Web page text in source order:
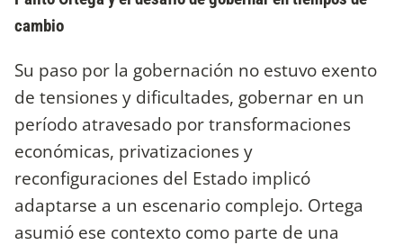
cambio
Su paso por la gobernación no estuvo exento
de tensiones y dificultades, gobernar en un
período atravesado por transformaciones
económicas, privatizaciones y
reconfiguraciones del Estado implicó
adaptarse a un escenario complejo. Ortega
asumió ese contexto como parte de una